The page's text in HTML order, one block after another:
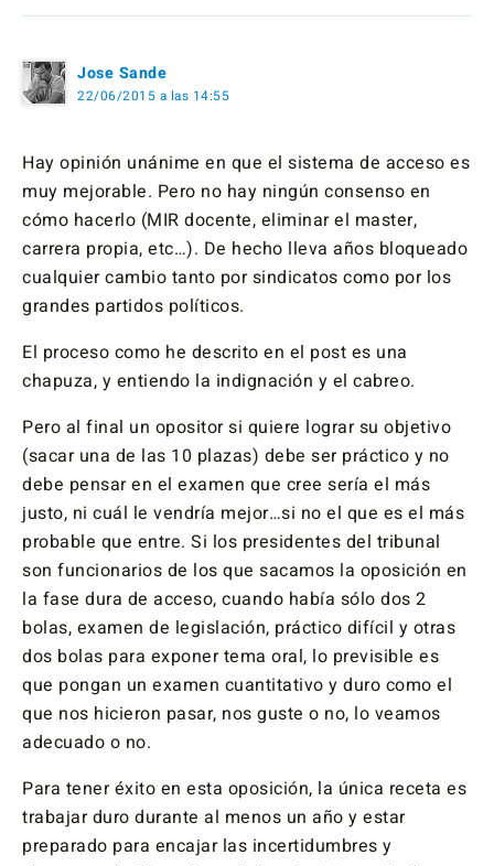
Jose Sande
22/06/2015 a las 14:55
Hay opinión unánime en que el sistema de acceso es
muy mejorable. Pero no hay ningún consenso en
cómo hacerlo (MIR docente, eliminar el master,
carrera propia, etc…). De hecho lleva años bloqueado
cualquier cambio tanto por sindicatos como por los
grandes partidos políticos.
El proceso como he descrito en el post es una
chapuza, y entiendo la indignación y el cabreo.
Pero al final un opositor si quiere lograr su objetivo
(sacar una de las 10 plazas) debe ser práctico y no
debe pensar en el examen que cree sería el más
justo, ni cuál le vendría mejor…si no el que es el más
probable que entre. Si los presidentes del tribunal
son funcionarios de los que sacamos la oposición en
la fase dura de acceso, cuando había sólo dos 2
bolas, examen de legislación, práctico difícil y otras
dos bolas para exponer tema oral, lo previsible es
que pongan un examen cuantitativo y duro como el
que nos hicieron pasar, nos guste o no, lo veamos
adecuado o no.
Para tener éxito en esta oposición, la única receta es
trabajar duro durante al menos un año y estar
preparado para encajar las incertidumbres y